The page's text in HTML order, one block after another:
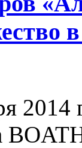
2014